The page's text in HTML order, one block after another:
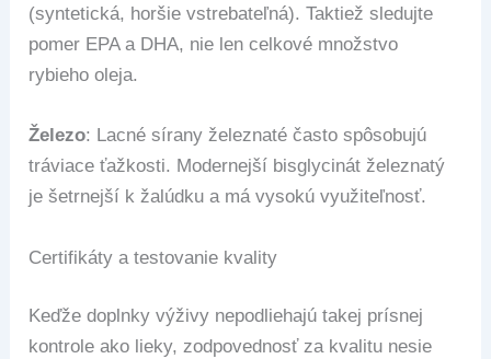
(syntetická, horšie vstrebateľná). Taktiež sledujte
pomer EPA a DHA, nie len celkové množstvo
rybieho oleja.
Železo: Lacné sírany železnaté často spôsobujú
tráviace ťažkosti. Modernejší bisglycinát železnatý
je šetrnejší k žalúdku a má vysokú využiteľnosť.
Certifikáty a testovanie kvality
Keďže doplnky výživy nepodliehajú takej prísnej
kontrole ako lieky, zodpovednosť za kvalitu nesie